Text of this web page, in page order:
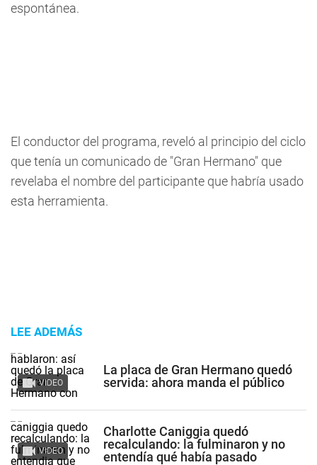
espontánea.
El conductor del programa, reveló al principio del ciclo
que tenía un comunicado de "Gran Hermano" que
revelaba el nombre del participante que habría usado
esta herramienta.
LEE ADEMÁS
VIDEO
La placa de Gran Hermano quedó
servida: ahora manda el público
VIDEO
Charlotte Caniggia quedó
recalculando: la fulminaron y no
entendía qué había pasado